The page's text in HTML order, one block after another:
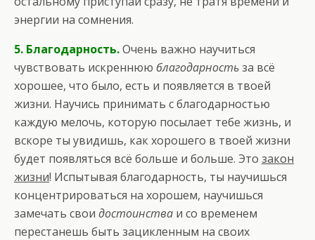
энергии на сомнения.
5. Благодарность.Очень важно научиться
чувствовать искреннюю благодарностьза всё
хорошее, что было, есть и появляется в твоей
жизни. Научись принимать с благодарностью
каждую мелочь, которую посылает тебе жизнь, и
вскоре ты увидишь, как хорошего в твоей жизни
будет появляться всё больше и больше. Это закон
жизни! Испытывая благодарность, ты научишься
концентрироваться на хорошем, научишься
замечать свои достоинства и со временем
перестанешь быть зацикленным на своих